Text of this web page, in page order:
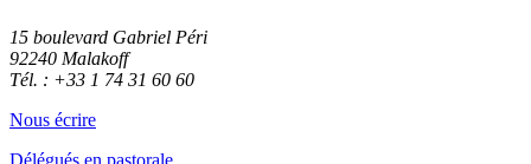
15 boulevard Gabriel Péri
92240 Malakoff
Tél. : +33 1 74 31 60 60
Nous écrire
Délégués en pastorale